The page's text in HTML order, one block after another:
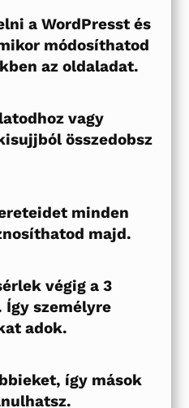
a WordPresst és
módosíthatod
az oldaladat.
vagy
összedobsz
minden
majd.
végig a 3
Így személyre
adok.
így mások